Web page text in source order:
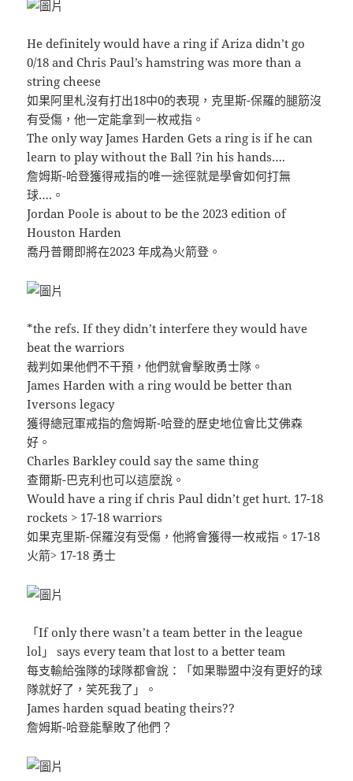
He definitely would have a ring if Ariza didn’t go
0/18 and Chris Paul’s hamstring was more than a
string cheese
如果阿里札沒有打出18中0的表現，克里斯-保羅的腿筋沒
有受傷，他一定能拿到一枚戒指。
The only way James Harden Gets a ring is if he can
learn to play without the Ball ?in his hands….
詹姆斯-哈登獲得戒指的唯一途徑就是學會如何打無
球….。
Jordan Poole is about to be the 2023 edition of
Houston Harden
喬丹普爾即將在2023 年成為火箭登。
*the refs. If they didn’t interfere they would have
beat the warriors
裁判如果他們不干預，他們就會擊敗勇士隊。
James Harden with a ring would be better than
Iversons legacy
獲得總冠軍戒指的詹姆斯-哈登的歷史地位會比艾佛森
好。
Charles Barkley could say the same thing
查爾斯-巴克利也可以這麼說。
Would have a ring if chris Paul didn’t get hurt. 17-18
rockets > 17-18 warriors
如果克里斯-保羅沒有受傷，他將會獲得一枚戒指。17-18
火箭> 17-18 勇士
「If only there wasn’t a team better in the league
lol」 says every team that lost to a better team
每支輸給強隊的球隊都會說：「如果聯盟中沒有更好的球
隊就好了，笑死我了」。
James harden squad beating theirs??
詹姆斯-哈登能擊敗了他們？